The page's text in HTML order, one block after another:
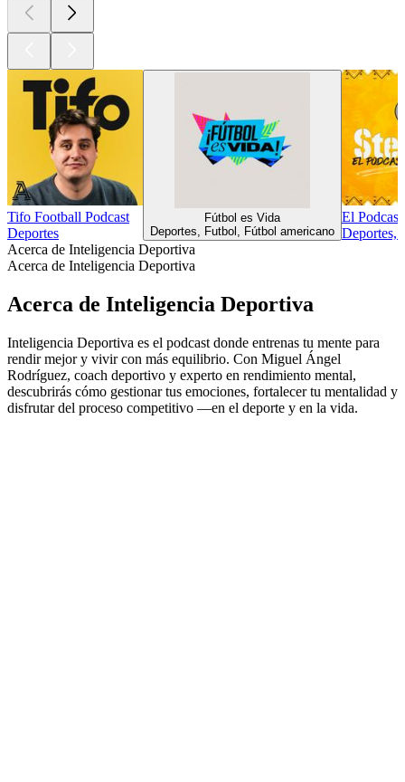
Tifo Football Podcast
Deportes
Fútbol es Vida
Deportes, Futbol, Fútbol americano
El
Deportes,
Acerca de Inteligencia Deportiva
Acerca de Inteligencia Deportiva
Acerca de Inteligencia Deportiva
Inteligencia Deportiva es el podcast donde entrenas tu mente para
rendir mejor y vivir con más equilibrio. Con Miguel Ángel
Rodríguez, coach deportivo y experto en rendimiento mental,
descubrirás cómo gestionar tus emociones, fortalecer tu mentalidad y
disfrutar del proceso competitivo —en el deporte y en la vida.